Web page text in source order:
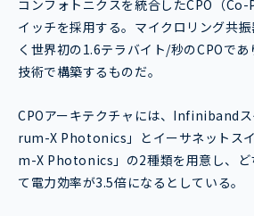
コンフォトニクスを統合したCPO（
イッチを採用する。マイクロリング共
く世界初の1.6テラバイト/秒のCPOであ
技術で構築するものだ。
CPOアーキテクチャには、Infiniband
rum-X Photonics」とイーサネットス
m-X Photonics」の2種類を用意し、ど
て電力効率が3.5倍になるとしている。